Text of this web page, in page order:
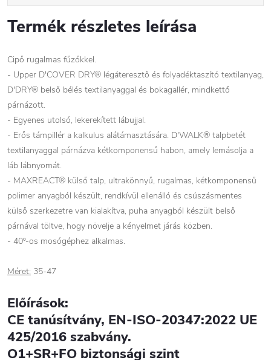
Termék részletes leírása
Cipő rugalmas fűzőkkel.
- Upper D'COVER DRY® légáteresztő és folyadéktaszító textilanyag,
D'DRY® belső bélés textilanyaggal és bokagallér, mindkettő
párnázott.
- Egyenes utolsó, lekerekített lábujjal.
- Erős támpillér a kalkulus alátámasztására. D'WALK® talpbetét
textilanyaggal párnázva kétkomponensű habon, amely lemásolja a
láb lábnyomát.
- MAXREACT® külső talp, ultrakönnyű, rugalmas, kétkomponensű
polimer anyagból készült, rendkívül ellenálló és csúszásmentes
külső szerkezetre van kialakítva, puha anyagból készült belső
párnával töltve, hogy növelje a kényelmet járás közben.
- 40º-os mosógéphez alkalmas.
Méret: 35-47
Előírások:
CE tanúsítvány, EN-ISO-20347:2022 UE
425/2016 szabvány.
O1+SR+FO biztonsági szint